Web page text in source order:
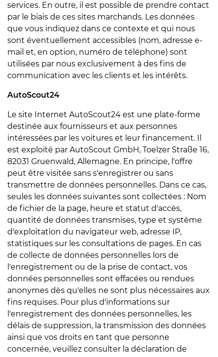
services. En outre, il est possible de prendre contact
par le biais de ces sites marchands. Les données
que vous indiquez dans ce contexte et qui nous
sont éventuellement accessibles (nom, adresse e-
mail et, en option, numéro de téléphone) sont
utilisées par nous exclusivement à des fins de
communication avec les clients et les intérêts.
AutoScout24
Le site Internet AutoScout24 est une plate-forme
destinée aux fournisseurs et aux personnes
intéressées par les voitures et leur financement. Il
est exploité par AutoScout GmbH, Toelzer Straße 16,
82031 Gruenwald, Allemagne. En principe, l'offre
peut être visitée sans s'enregistrer ou sans
transmettre de données personnelles. Dans ce cas,
seules les données suivantes sont collectées : Nom
de fichier de la page, heure et statut d'accès,
quantité de données transmises, type et système
d'exploitation du navigateur web, adresse IP,
statistiques sur les consultations de pages. En cas
de collecte de données personnelles lors de
l'enregistrement ou de la prise de contact, vos
données personnelles sont effacées ou rendues
anonymes dès qu'elles ne sont plus nécessaires aux
fins requises. Pour plus d'informations sur
l'enregistrement des données personnelles, les
délais de suppression, la transmission des données
ainsi que vos droits en tant que personne
concernée, veuillez consulter la déclaration de